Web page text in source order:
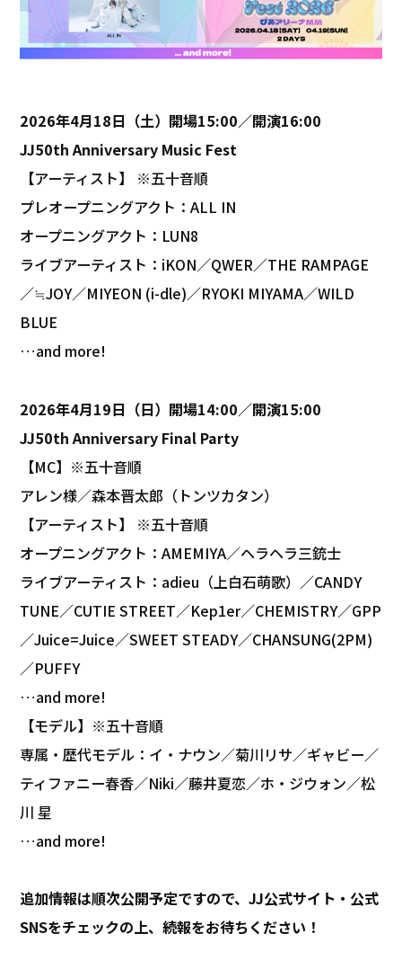
2026年4月18日（土）開場15:00／開演16:00
JJ50th Anniversary Music Fest
【アーティスト】 ※五十音順
プレオープニングアクト：ALL IN
オープニングアクト：LUN8
ライブアーティスト：iKON／QWER／THE RAMPAGE
／≒JOY／MIYEON (i-dle)／RYOKI MIYAMA／WILD
BLUE
…and more!
2026年4月19日（日）開場14:00／開演15:00
JJ50th Anniversary Final Party
【MC】※五十音順
アレン様／森本晋太郎（トンツカタン）
【アーティスト】 ※五十音順
オープニングアクト：AMEMIYA／ヘラヘラ三銃士
ライブアーティスト：adieu（上白石萌歌）／CANDY
TUNE／CUTIE STREET／Kep1er／CHEMISTRY／GPP
／Juice=Juice／SWEET STEADY／CHANSUNG(2PM)
／PUFFY
…and more!
【モデル】※五十音順
専属・歴代モデル：イ・ナウン／菊川リサ／ギャビー／
ティファニー春香／Niki／藤井夏恋／ホ・ジウォン／松
川 星
…and more!
追加情報は順次公開予定ですので、JJ公式サイト・公式
SNSをチェックの上、続報をお待ちください！